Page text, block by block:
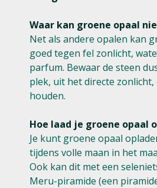
Waar kan groene opaal
Net als andere opalen kan
goed tegen fel zonlicht,
parfum. Bewaar de steen
plek, uit het directe
houden.
Hoe laad je groene opaal
Je kunt groene opaal
tijdens volle maan in het
Ook kan dit met een
Meru-piramide (een